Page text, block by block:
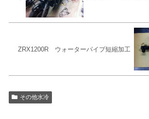
ZRX1200R ウォーターパイプ短縮加工
その他水冷